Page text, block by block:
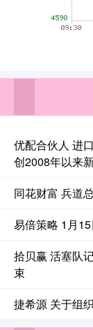
优配合伙人 进
创2008年以来
同花财富 兵道
易倍策略 1月
拾贝赢 活塞队
束
捷希源 关于组